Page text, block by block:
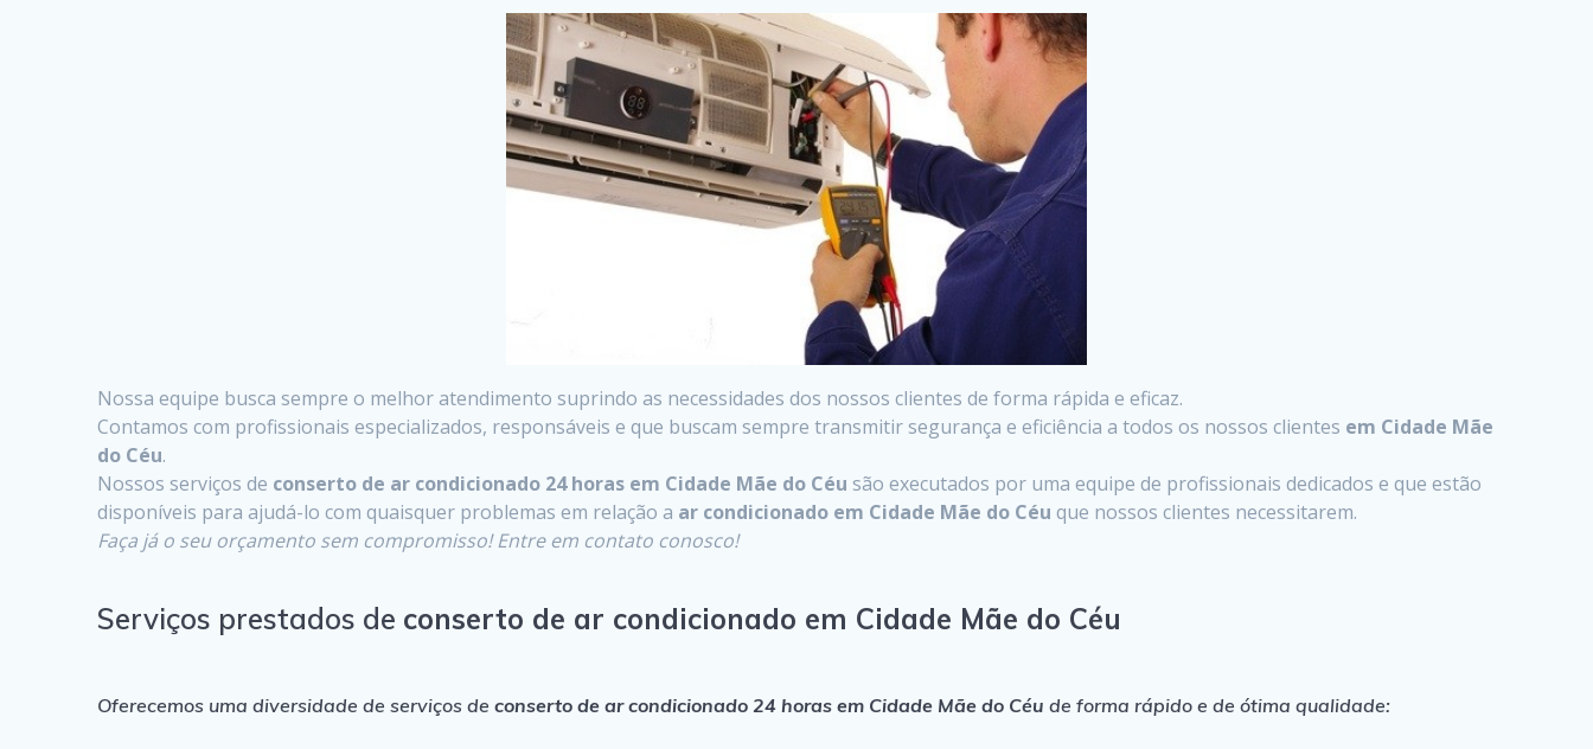
Nossa equipe busca sempre o melhor atendimento suprindo as necessidades dos nossos clientes de forma rápida e eficaz.
Contamos com profissionais especializados, responsáveis e que buscam sempre transmitir segurança e eficiência a todos os nossos clientes em Cidade Mãe
do Céu.
Nossos serviços de conserto de ar condicionado 24 horas em Cidade Mãe do Céu são executados por uma equipe de profissionais dedicados e que estão
disponíveis para ajudá-lo com quaisquer problemas em relação a ar condicionado em Cidade Mãe do Céu que nossos clientes necessitarem.
Faça já o seu orçamento sem compromisso! Entre em contato conosco!
Serviços prestados de conserto de ar condicionado em Cidade Mãe do Céu
Oferecemos uma diversidade de serviços deconserto de ar condicionado 24 horas em Cidade Mãe do Céu de forma rápido e de ótima qualidade: